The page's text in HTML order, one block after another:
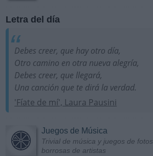
Letra del día
Debes creer, que hay otro día,
Otro camino en otra nueva alegría,
Debes creer, que llegará,
Una canción que te dirá la verdad.
'Fíate de mí', Laura Pausini
Juegos de Música
Trivial de música y juegos de
borrosas de artistas